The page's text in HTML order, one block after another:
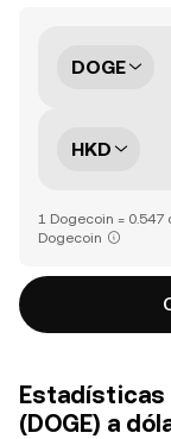
DOGE
HKD
1 Dogecoin = 0.547
Dogecoin
Estadísticas
(DOGE) a